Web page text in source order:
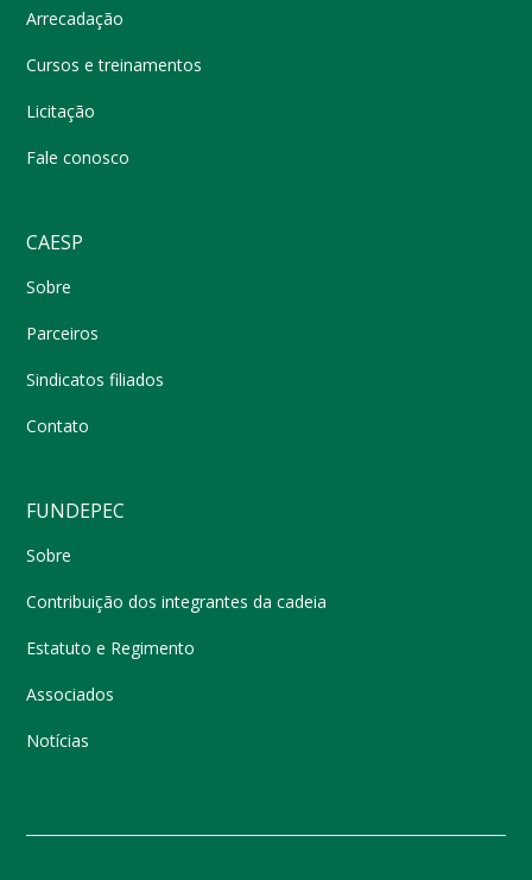
Arrecadação
Cursos e treinamentos
Licitação
Fale conosco
CAESP
Sobre
Parceiros
Sindicatos filiados
Contato
FUNDEPEC
Sobre
Contribuição dos integrantes da cadeia
Estatuto e Regimento
Associados
Notícias